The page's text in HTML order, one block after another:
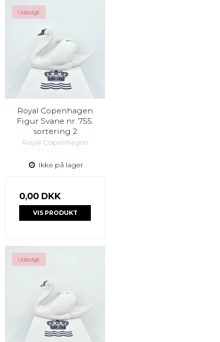
Udsolgt
Royal Copenhagen
Figur Svane nr. 755.
sortering 2
Royal Copenhagen
Ikke på lager
0,00 DKK
VIS PRODUKT
Udsolgt